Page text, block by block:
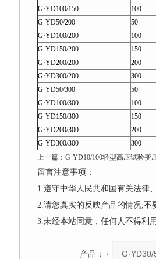
G·YD100/150
100
G·YD50/200
50
G·YD100/200
100
G·YD150/200
150
G·YD200/200
200
G·YD300/200
300
G·YD50/300
50
G·YD100/300
100
G·YD150/300
150
G·YD200/300
200
G·YD300/300
300
上一篇： G·YD10/100轻型高压试验变
留言注意事项：
1.遵守中华人民共和国有关法律
2.请您真实的反映产品的情况,
3.未经本站同意，任何人不得利
产品：